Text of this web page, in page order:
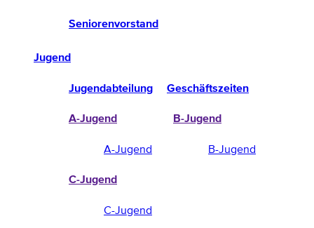
Seniorenvorstand
Jugend
Jugendabteilung Geschäftszeiten
A-Jugend
A-Jugend
B-Jugend
B-Jugend
C-Jugend
C-Jugend